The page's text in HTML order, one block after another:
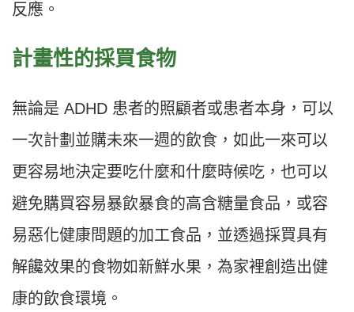
反應。
計畫性的採買食物
無論是 ADHD 患者的照顧者或患者本身，可以
一次計劃並購未來一週的飲食，如此一來可以
更容易地決定要吃什麼和什麼時候吃，也可以
避免購買容易暴飲暴食的高含糖量食品，或容
易惡化健康問題的加工食品，並透過採買具有
解饞效果的食物如新鮮水果，為家裡創造出健
康的飲食環境。